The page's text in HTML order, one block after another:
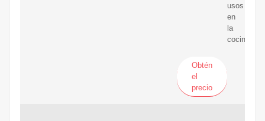
usos
en
la
cocina.
Obtén
el
precio